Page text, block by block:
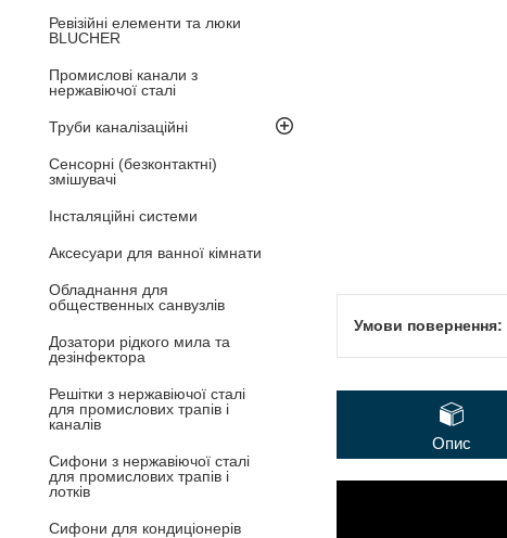
Ревізійні елементи та люки
BLUCHER
Промислові канали з
нержавіючої сталі
Труби каналізаційні
Сенсорні (безконтактні)
змішувачі
Інсталяційні системи
Аксесуари для ванної кімнати
Обладнання для
общественных санвузлів
Дозатори рідкого мила та
дезінфектора
Решітки з нержавіючої сталі
для промислових трапів і
каналів
Сифони з нержавіючої сталі
для промислових трапів і
лотків
Сифони для кондиціонерів
Опис